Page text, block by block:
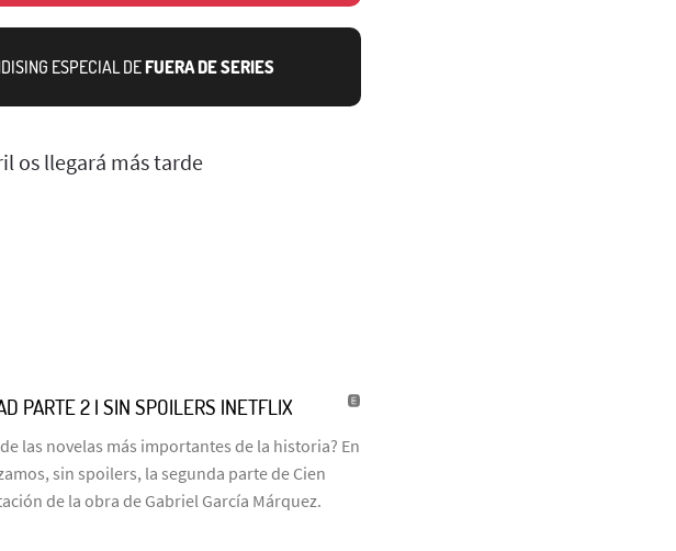
ESPECIAL DEFUERA DE SERIES
os llegará más tarde
PARTE 2 | SIN SPOILERS |NETFLIX
las novelas más importantes de la historia? En
sin spoilers, la segunda parte de Cien
de la obra de Gabriel García Márquez.